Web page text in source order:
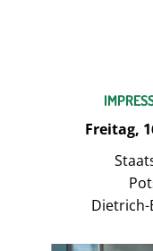
Freitag,
Dietrich-